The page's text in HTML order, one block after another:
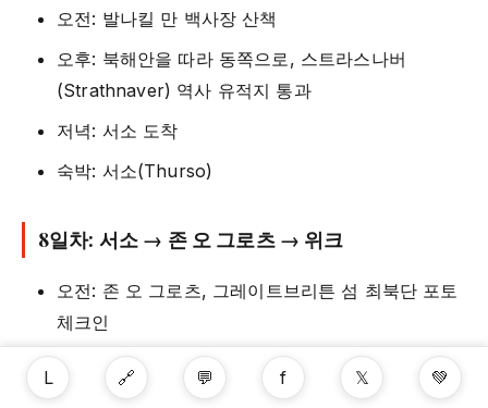
오전: 발나킬 만 백사장 산책
오후: 북해안을 따라 동쪽으로, 스트라스나버
(Strathnaver) 역사 유적지 통과
저녁: 서소 도착
숙박: 서소(Thurso)
8일차: 서소 → 존 오 그로츠 → 위크
오전: 존 오 그로츠, 그레이트브리튼 섬 최북단 포토
체크인
오후: 동해안을 따라 남하, 올드 풀트니 증류소 견학
(위크)
L 🔗 💬 f 𝕏 💚